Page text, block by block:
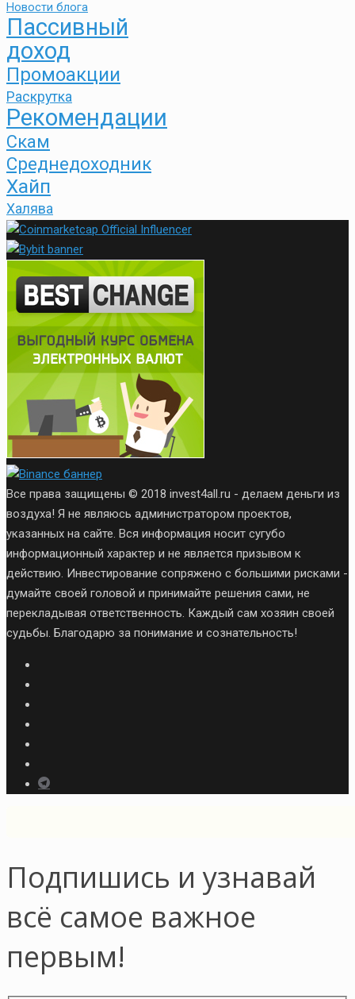
Новости блога
Пассивный
доход
Промоакции
Раскрутка
Рекомендации
Скам
Среднедоходник
Хайп
Халява
Все права защищены © 2018 invest4all.ru - делаем деньги из
воздуха! Я не являюсь администратором проектов,
указанных на сайте. Вся информация носит сугубо
информационный характер и не является призывом к
действию. Инвестирование сопряжено с большими рисками -
думайте своей головой и принимайте решения сами, не
перекладывая ответственность. Каждый сам хозяин своей
судьбы. Благодарю за понимание и сознательность!
Подпишись и узнавай
всё самое важное
первым!